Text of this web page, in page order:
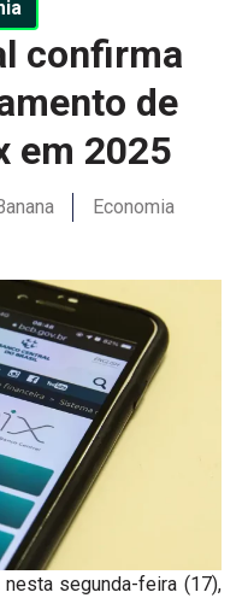
confirma
de
em 2025
Economia
nesta segunda-feira (17),